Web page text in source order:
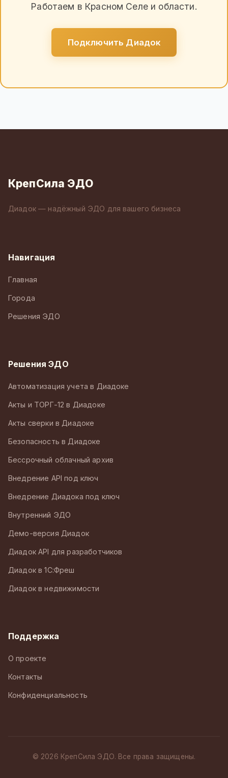
Работаем в Красном Селе и области.
Подключить Диадок
КрепСила ЭДО
Диадок — надёжный ЭДО для вашего бизнеса
Навигация
Главная
Города
Решения ЭДО
Решения ЭДО
Автоматизация учета в Диадоке
Акты и ТОРГ-12 в Диадоке
Акты сверки в Диадоке
Безопасность в Диадоке
Бессрочный облачный архив
Внедрение API под ключ
Внедрение Диадока под ключ
Внутренний ЭДО
Демо-версия Диадок
Диадок API для разработчиков
Диадок в 1С:Фреш
Диадок в недвижимости
Поддержка
О проекте
Контакты
Конфиденциальность
© 2026 КрепСила ЭДО. Все права защищены.